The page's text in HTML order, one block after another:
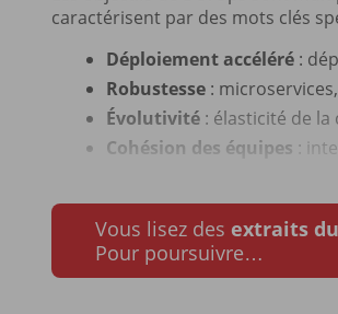
caractérisent par des mots clés
Déploiement accéléré :
Robustesse :
Évolutivité : élasticité de
Cohésion des équipes :
Vous lisez des extraits
Pour poursuivre…